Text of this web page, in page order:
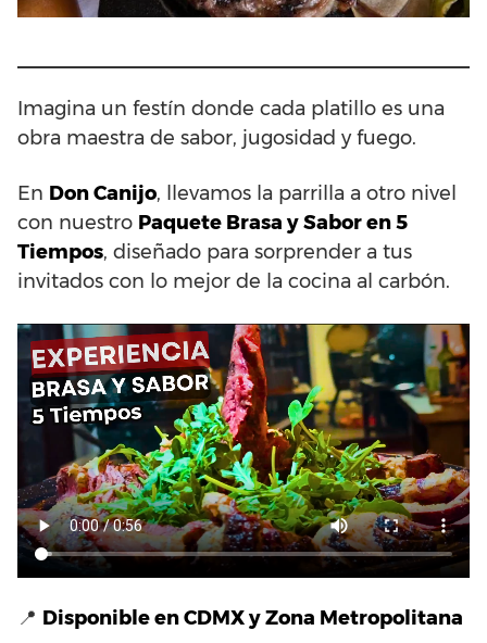
Imagina un festín donde cada platillo es una
obra maestra de sabor, jugosidad y fuego.
En Don Canijo, llevamos la parrilla a otro nivel
con nuestro Paquete Brasa y Sabor en 5
Tiempos, diseñado para sorprender a tus
invitados con lo mejor de la cocina al carbón.
📍 Disponible en CDMX y Zona Metropolitana